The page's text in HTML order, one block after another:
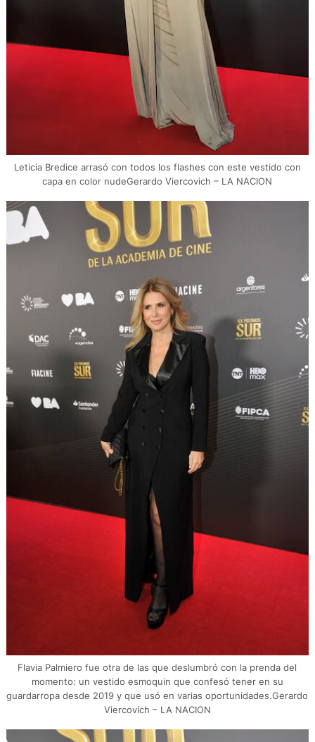
Leticia Bredice arrasó con todos los flashes con este vestido con
capa en color nudeGerardo Viercovich – LA NACION
Flavia Palmiero fue otra de las que deslumbró con la prenda del
momento: un vestido esmoquin que confesó tener en su
guardarropa desde 2019 y que usó en varias oportunidades.Gerardo
Viercovich – LA NACION